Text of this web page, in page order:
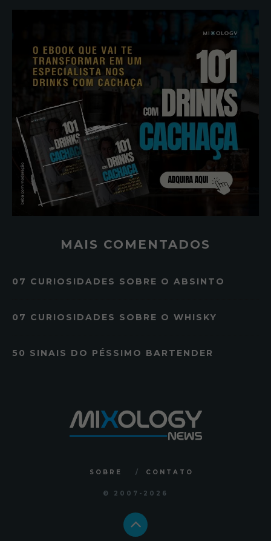
MAIS COMENTADOS
07 CURIOSIDADES SOBRE O ABSINTO
07 CURIOSIDADES SOBRE O WHISKY
50 SINAIS DO PÉSSIMO BARTENDER
SOBRE CONTATO
© 2007 -2026